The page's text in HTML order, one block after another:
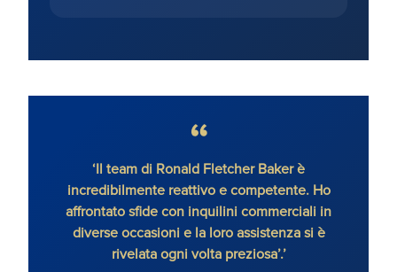
‘Il team di Ronald Fletcher Baker è
incredibilmente reattivo e competente. Ho
affrontato sfide con inquilini commerciali in
diverse occasioni e la loro assistenza si è
rivelata ogni volta preziosa’.’